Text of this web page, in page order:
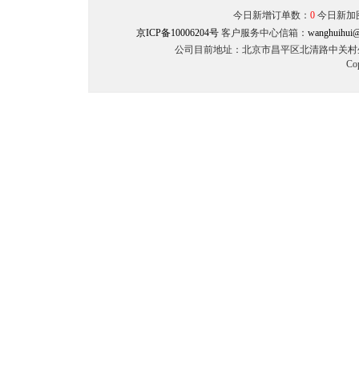
今日新增订单数： 0今日新加
京ICP备10006204号 客户服务中心信箱：
公司目前地址：北京市昌平区北清路中关